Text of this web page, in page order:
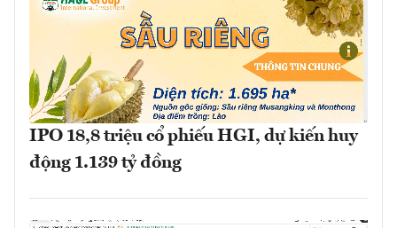
IPO 18,8 triệu cổ phiếu HGI, dự kiến huy
động 1.139 tỷ đồng